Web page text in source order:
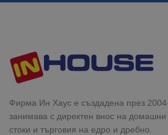
Фирма Ин Хаус е създадена през
занимава с директен внос на домашни
стоки и търговия на едро и дребно.